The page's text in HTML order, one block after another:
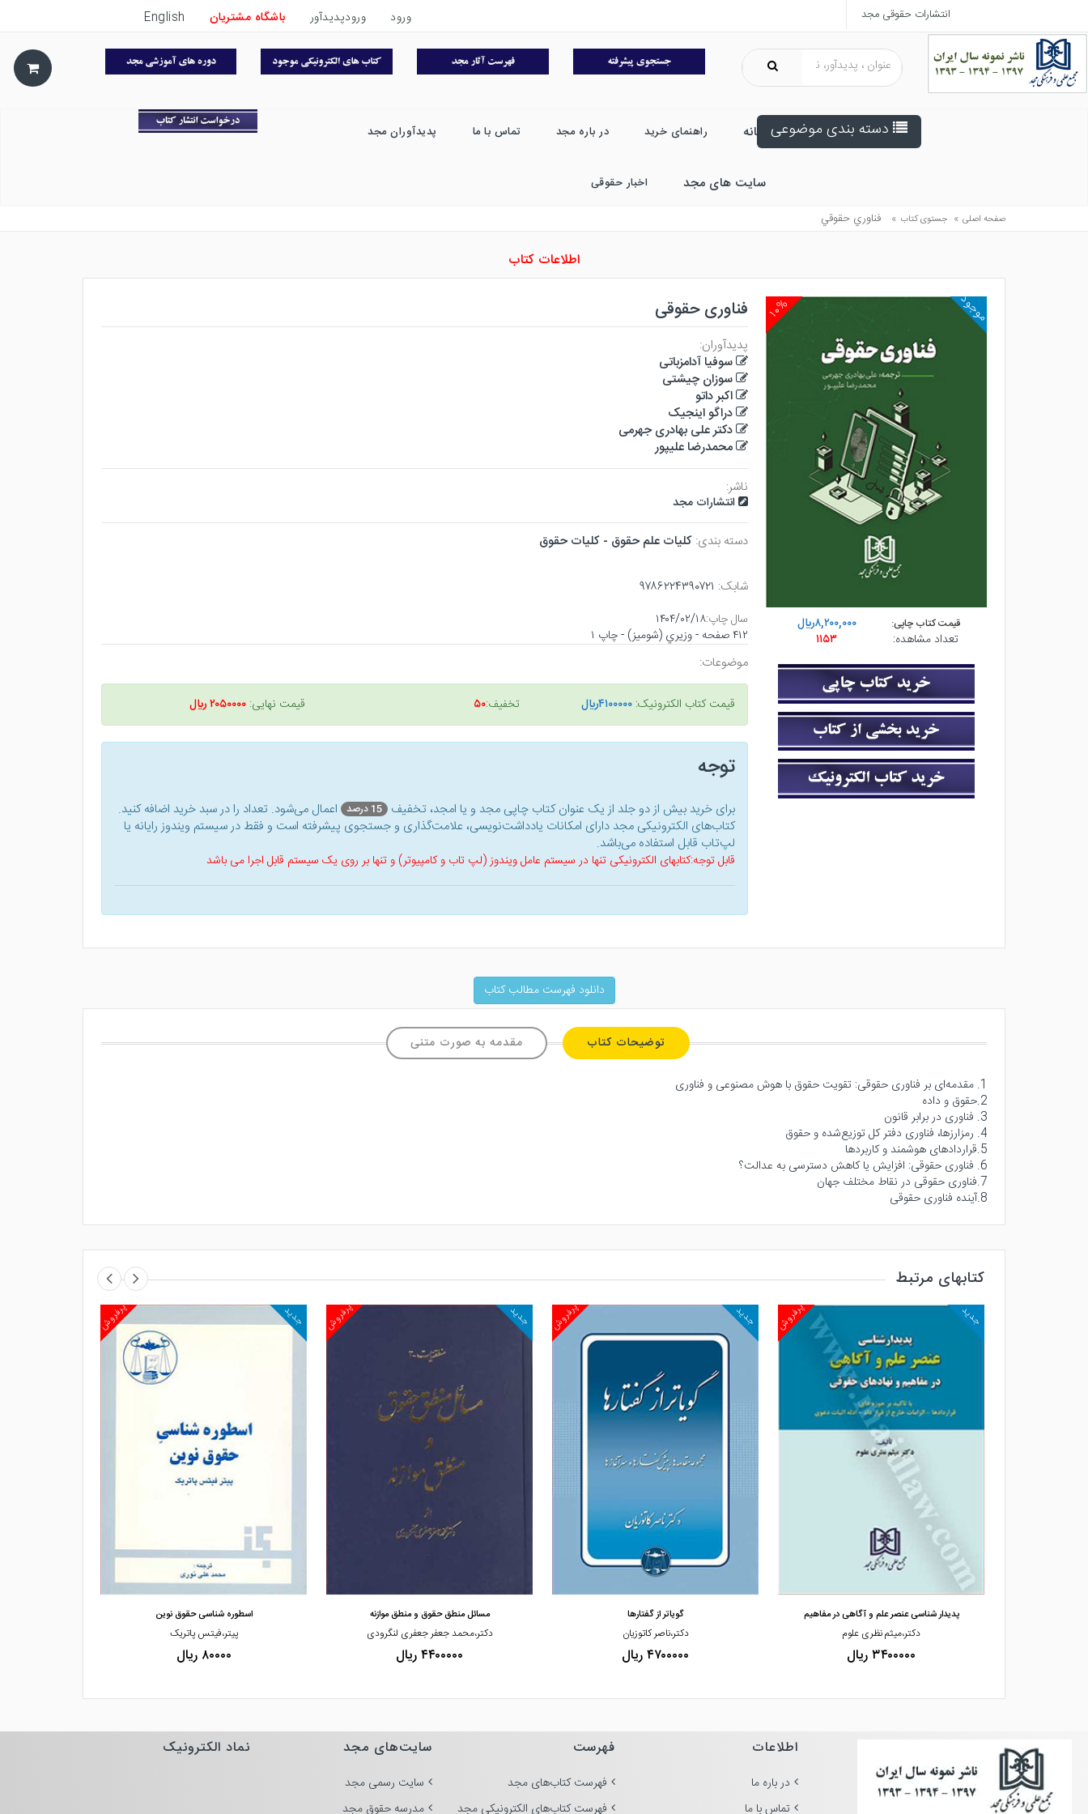
انتشارات حقوقی مجد ورود ورودپدیدآور باشگاه مشتریان English
دسته بندی موضوعی خانه راهنمای خرید در باره مجد تماس با ما پدیدآوران مجد
سایت های مجد اخبار حقوقی
صفحه اصلی » جستوی کتاب » فناوري حقوقي
اطلاعات کتاب
۱۰% موجود
قیمت کتاب چاپی:
۸,۲۰۰,۰۰۰ريال
تعداد مشاهده:
۱۱۵۳
فناوری حقوقی
پدیدآوران:
سوفیا آدامزباتی
سوزان چیشتی
اکبر داتو
دراگو اینجیک
دکتر علی بهادری جهرمی
محمدرضا علیپور
ناشر:
انتشارات مجد
دسته بندی:كليات علم حقوق - كليات حقوق
شابک: ۹۷۸۶۲۲۴۳۹۰۷۲۱
سال چاپ:۱۴۰۴/۰۲/۱۸
۴۱۲ صفحه - وزيري (شوميز) - چاپ ۱
موضوعات:
قیمت کتاب الکترونیک:۴۱۰۰۰۰۰ريال تخفیف:۵۰ قیمت نهایی:۲۰۵۰۰۰۰ ريال
توجه
برای خرید بیش از دو جلد از یک عنوان کتاب‌ چاپی مجد و یا امجد، تخفیف 15 درصد
اعمال می‌شود. تعداد را در سبد خرید اضافه کنید.
کتاب‌های الکترونیکی مجد دارای امکانات یادداشت‌نویسی، علامت‌گذاری و جستجوی پیشرفته است و فقط در سیستم ویندوز رایانه یا
لپ‌تاب قابل استفاده می‌باشد.
قابل توجه:کتابهای الکترونیکی تنها در سیستم عامل ویندوز (لپ تاب و کامپیوتر) و تنها بر روی یک سیستم قابل اجرا می باشد
دانلود فهرست مطالب کتاب
توضیحات کتاب مقدمه به صورت متنی
1. مقدمه‌ای بر فناوری حقوقی: تقویت حقوق با هوش مصنوعی و فناوری
2.حقوق و داده
3. فناوری در برابر قانون
4. رمزارزها، فناوری دفتر کل توزیع‌شده و حقوق
5.قراردادهای هوشمند و کاربردها
6. فناوری حقوقی: افزایش یا کاهش دسترسی به عدالت؟
7.فناوری حقوقی در نقاط مختلف جهان
8.آینده فناوری حقوقی
کتابهای مرتبط
پرفروش جدید
مشاهده و خرید
پدیدار شناسی عنصر علم و آگاهی در مفاهیم
دکتر،میثم نظری علوم
۳۴۰۰۰۰۰ ریال
پرفروش جدید
گویاتر از گفتارها
دکتر،ناصر کاتوزیان
۴۷۰۰۰۰۰ ریال
پرفروش جدید
مشاهده و خرید
مسائل منطق حقوق و منطق موازنه
دکتر،محمد جعفر جعفری لنگرودی
۴۴۰۰۰۰۰ ریال
پرفروش جدید
اسطوره شناسی حقوق نوین
پیتر،فیتس پاتریک
۸۰۰۰۰ ریال
اطلاعات
در باره ما
تماس با ما
فهرست
فهرست کتاب‌های مجد
فهرست کتاب‌های الکترونیکی مجد
سایت‌های مجد
سایت رسمی مجد
مدرسه حقوق مجد
نماد الکترونیک